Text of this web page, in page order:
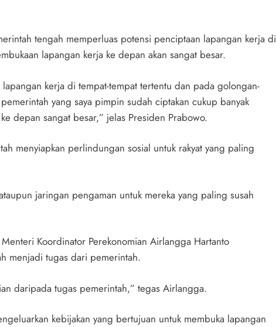
tengah memperluas potensi penciptaan lapangan kerja di
lapangan kerja ke depan akan sangat besar.
kerja di tempat-tempat tertentu dan pada golongan-
yang saya pimpin sudah ciptakan cukup banyak
depan sangat besar,” jelas Presiden Prabowo.
menyiapkan perlindungan sosial untuk rakyat yang paling
jaringan pengaman untuk mereka yang paling susah
Koordinator Perekonomian Airlangga Hartanto
menjadi tugas dari pemerintah.
daripada tugas pemerintah,” tegas Airlangga.
kebijakan yang bertujuan untuk membuka lapangan